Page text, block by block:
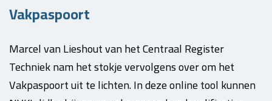
Vakpaspoort
Marcel van Lieshout van het Centraal Register
Techniek nam het stokje vervolgens over om het
Vakpaspoort uit te lichten. In deze online tool kunnen